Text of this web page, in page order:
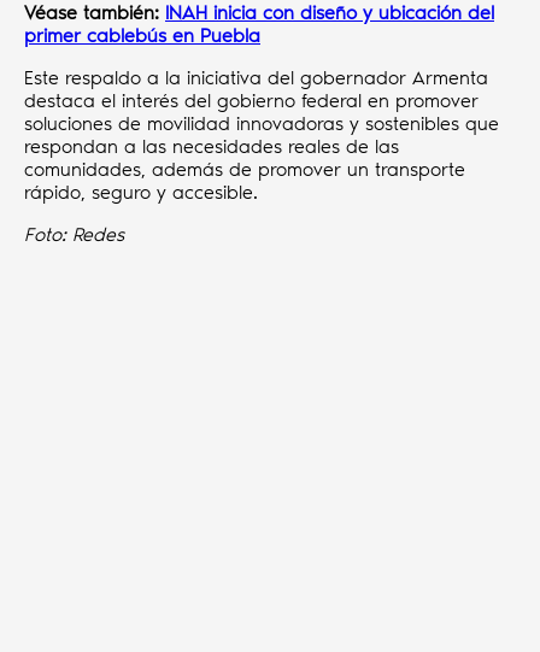
Véase también: INAH inicia con diseño y ubicación del
primer cablebús en Puebla
Este respaldo a la iniciativa del gobernador Armenta
destaca el interés del gobierno federal en promover
soluciones de movilidad innovadoras y sostenibles que
respondan a las necesidades reales de las
comunidades, además de promover un transporte
rápido, seguro y accesible.
Foto: Redes